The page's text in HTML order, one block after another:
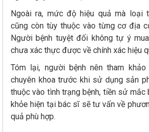
Ngoài ra, mức độ hiệu quả mà loại
cũng còn tùy thuộc vào từng cơ địa
Người bệnh tuyệt đối không tự ý
chưa xác thực được về chính xác hiệu
Tóm lại, người bệnh nên tham
chuyên khoa trước khi sử dụng sản
thuộc vào tình trạng bệnh, tiền sử mắc
khỏe hiện tại bác sĩ sẽ tư vấn về
quả phù hợp.